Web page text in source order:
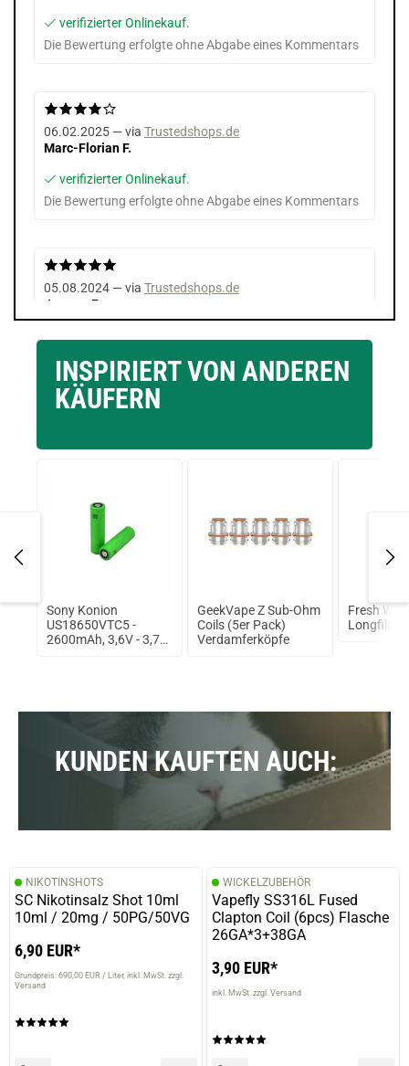
verifizierter Onlinekauf.
Die Bewertung erfolgte ohne Abgabe eines Kommentars
06.02.2025 — via Trustedshops.de
Marc-Florian F.
verifizierter Onlinekauf.
Die Bewertung erfolgte ohne Abgabe eines Kommentars
05.08.2024 — via Trustedshops.de
Jerome F.
Die Bewertung erfolgte ohne Abgabe eines Kommentars
INSPIRIERT VON ANDEREN
KÄUFERN
Sony Konion
US18650VTC5 -
2600mAh, 3,6V - 3,7V
GeekVape Z Sub-Ohm
Coils (5er Pack)
Verdamferköpfe
Fresh
Longfill
KUNDEN KAUFTEN AUCH:
NIKOTINSHOTS
SC Nikotinsalz Shot 10ml
10ml / 20mg / 50PG/50VG
6,90 EUR*
Grundpreis: 690,00 EUR / Liter inkl. MwSt. zzgl.
Versand
WICKELZUBEHÖR
Vapefly SS316L Fused
Clapton Coil (6pcs) Flasche
26GA*3+38GA
3,90 EUR*
inkl. MwSt. zzgl. Versand